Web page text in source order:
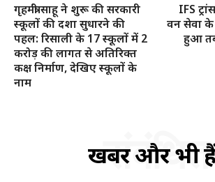
गृहमंत्री साहू ने शुरू की सरकारी
स्कूलों की दशा सुधारने की
पहल: रिसाली के 17 स्कूलों में 2
करोड़ की लागत से अतिरिक्त
कक्ष निर्माण, देखिए स्कूलों के
नाम
IFS
वन सेवा के
हुआ
खबरें और भी
संबंधित